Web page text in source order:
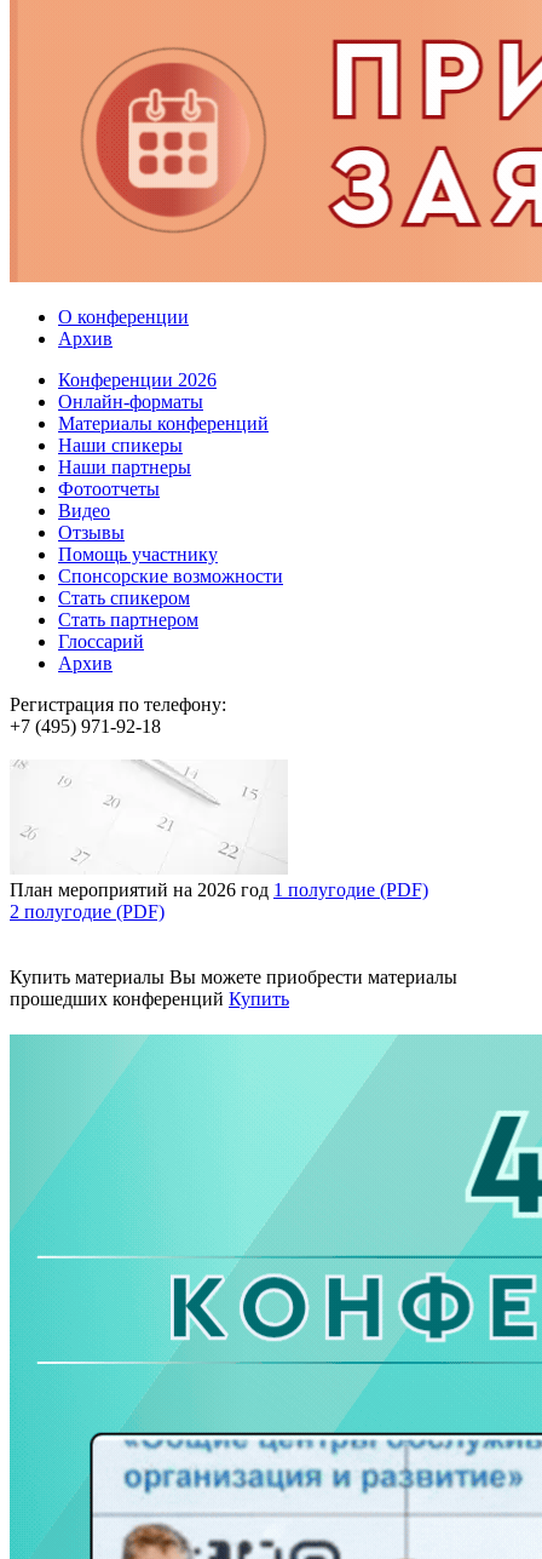
О конференции
Архив
Конференции 2026
Онлайн-форматы
Материалы конференций
Наши спикеры
Наши партнеры
Фотоотчеты
Видео
Отзывы
Помощь участнику
Спонсорские возможности
Стать спикером
Стать партнером
Глоссарий
Архив
Регистрация по телефону:
+7 (495) 971-92-18
План мероприятий на 2026 год 1 полугодие (PDF)
2 полугодие (PDF)
Купить материалы Вы можете приобрести материалы
прошедших конференций Купить